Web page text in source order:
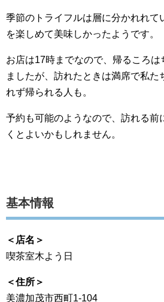
季節のトライフルは層に分かれれて
を楽しめて美味しかったようです。
お店は17時までなので、帰るころ
ましたが、訪れたときは満席で私た
れず帰られる人も。
予約も可能のようなので、訪れる前
くとよいかもしれません。
基本情報
＜店名＞
喫茶室木よう日
＜住所＞
美濃加茂市西町1-104